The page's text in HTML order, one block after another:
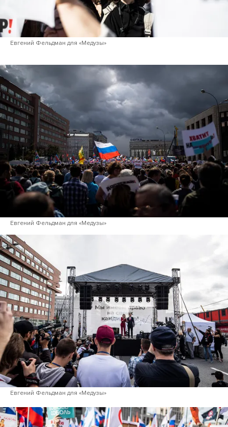
Евгений Фельдман для «Медузы»
Евгений Фельдман для «Медузы»
Евгений Фельдман для «Медузы»